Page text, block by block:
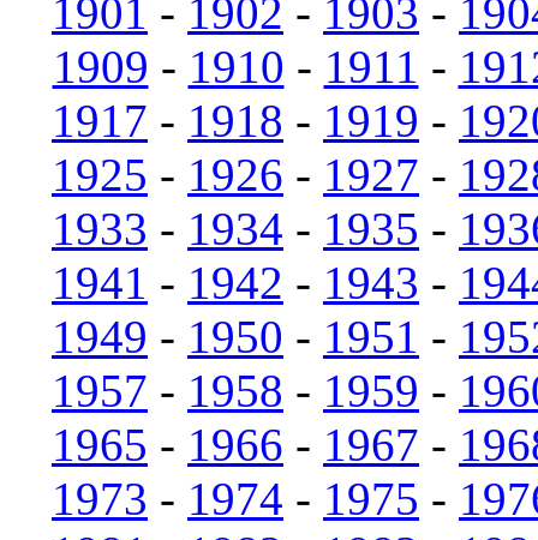
1901 - 1902 - 1903 -
1909 - 1910 - 1911 -
1917 - 1918 - 1919 -
1925 - 1926 - 1927 -
1933 - 1934 - 1935 -
1941 - 1942 - 1943 -
1949 - 1950 - 1951 -
1957 - 1958 - 1959 -
1965 - 1966 - 1967 -
1973 - 1974 - 1975 -